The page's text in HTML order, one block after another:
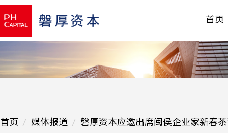
首页
首页 媒体报道 磐厚资本应邀出席闽侯企业家新春